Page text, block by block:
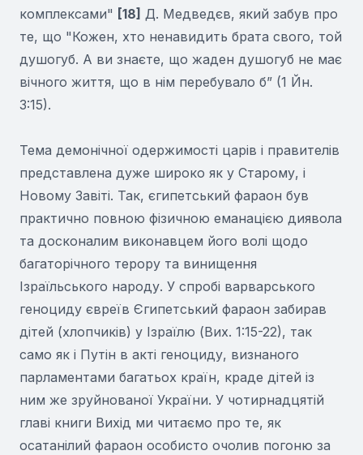
комплексами" [18] Д. Медведєв, який забув про
те, що "Кожен, хто ненавидить брата свого, той
душогуб. А ви знаєте, що жаден душогуб не має
вічного життя, що в нім перебувало б” (1 Йн.
3:15).
Тема демонічної одержимості царів і правителів
представлена дуже широко як у Старому, і
Новому Завіті. Так, єгипетський фараон був
практично повною фізичною еманацією диявола
та досконалим виконавцем його волі щодо
багаторічного терору та винищення
Ізраїльського народу. У спробі варварського
геноциду євреїв Єгипетський фараон забирав
дітей (хлопчиків) у Ізраїлю (Вих. 1:15-22), так
само як і Путін в акті геноциду, визнаного
парламентами багатьох країн, краде дітей із
ним же зруйнованої України. У чотирнадцятій
главі книги Вихід ми читаємо про те, як
осатанілий фараон особисто очолив погоню за